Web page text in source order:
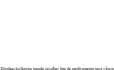
Divulgação/Anvisa manda recolher lote de medicamento para